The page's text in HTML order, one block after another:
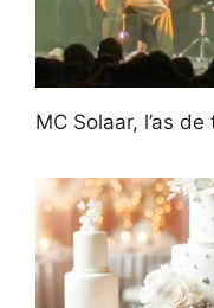
MC Solaar, l’as